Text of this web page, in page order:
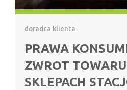
doradca klienta
PRAWA
ZWROT
SKLEPACH